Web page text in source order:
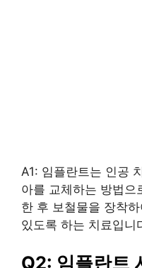
A1: 임플란트는 인공
아를 교체하는 방법으
한 후 보철물을 장착
있도록 하는 치료입니
Q2: 임플란트